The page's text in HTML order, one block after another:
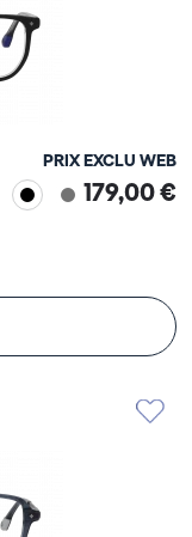
PRIX EXCLU WEB
179,00 €